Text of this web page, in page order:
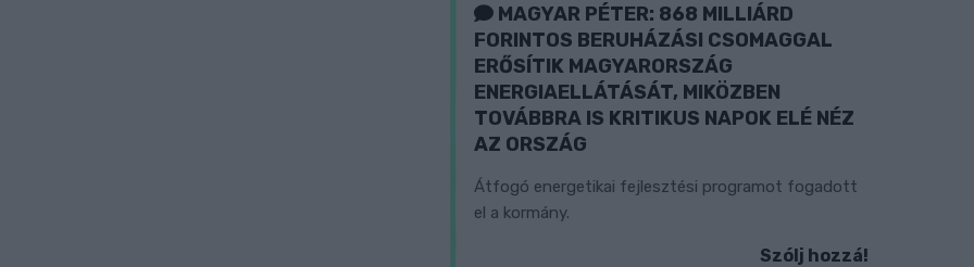
MAGYAR PÉTER: 868 MILLIÁRD
FORINTOS BERUHÁZÁSI CSOMAGGAL
ERŐSÍTIK MAGYARORSZÁG
ENERGIAELLÁTÁSÁT, MIKÖZBEN
TOVÁBBRA IS KRITIKUS NAPOK ELÉ NÉZ
AZ ORSZÁG
Átfogó energetikai fejlesztési programot fogadott
el a kormány.
Szólj hozzá!